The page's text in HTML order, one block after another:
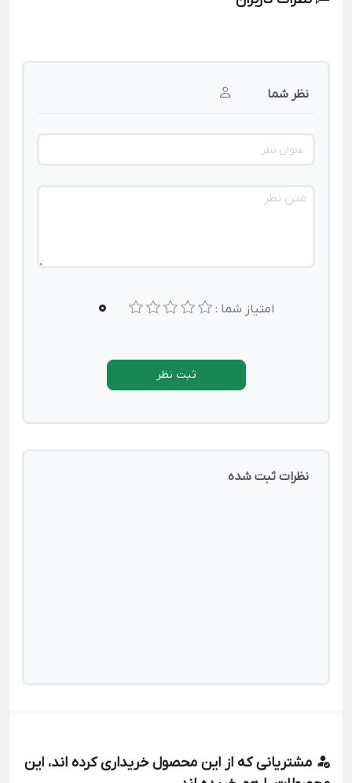
نظر شما
امتیاز شما : 0
ثبت نظر
نظرات ثبت شده
مشتریانی که از این محصول خریداری کرده اند، این